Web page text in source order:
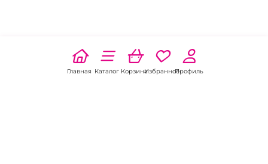
Главная Каталог КорзинаИзбранноеПрофиль